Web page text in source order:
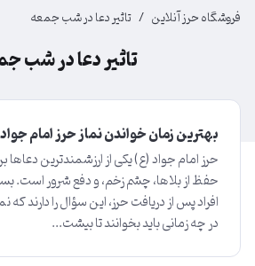
فروشگاه حرز آنلاین / تاثیر دعا در شب جمعه
تاثیر دعا در شب
بهترین زمان خواندن نماز حرز امام
حرز امام جواد (ع) یکی از ارزشمندترین دعاها
حفظ از بلاها، چشم زخم، و دفع شرور است.
افراد پس از دریافت حرز، این سؤال را دارند که
در چه زمانی باید بخوانند تا بیشت...